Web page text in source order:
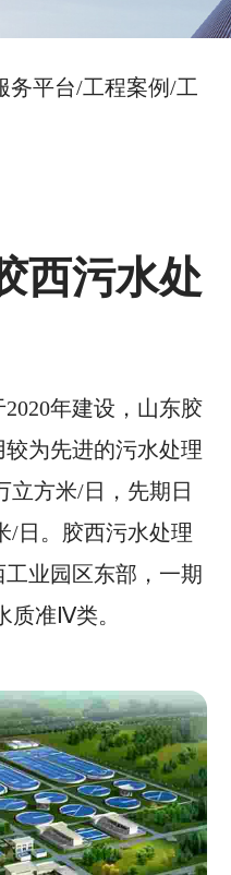
务平台/工程案例/工
西污水处
年建设，山东胶
为先进的污水处理
立方米/日，先期日
/日。胶西污水处理
业园区东部，一期
质准Ⅳ类。